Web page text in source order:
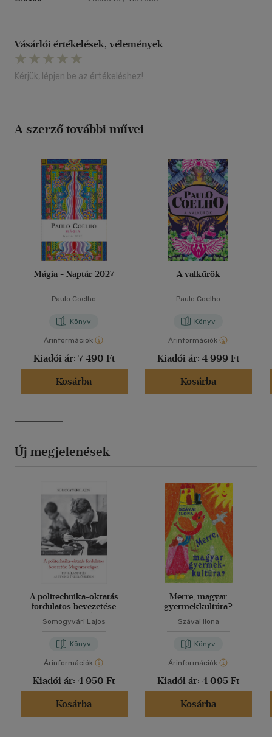
Vásárlói értékelések, vélemények
Kérjük, lépjen be az értékeléshez!
A szerző további művei
Mágia - Naptár 2027
Paulo Coelho
Könyv
Árinformációk
Kiadói ár: 7 490 Ft
Kosárba
A valkűrök
Paulo Coelho
Könyv
Árinformációk
Kiadói ár: 4 999 Ft
Kosárba
Új megjelenések
A politechnika-oktatás
fordulatos bevezetése
Somogyvári Lajos
Könyv
Árinformációk
Kiadói ár: 4 950 Ft
Kosárba
Merre, magyar
gyermekkultúra?
Szávai Ilona
Könyv
Árinformációk
Kiadói ár: 4 095 Ft
Kosárba